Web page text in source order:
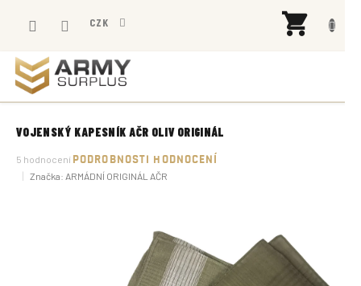
CZK
VOJENSKÝ KAPESNÍK AČR OLIV ORIGINÁL
Průměrné
hodnocení
produktu
5 hodnocení PODROBNOSTI HODNOCENÍ
Značka: ARMÁDNÍ ORIGINÁL AČR